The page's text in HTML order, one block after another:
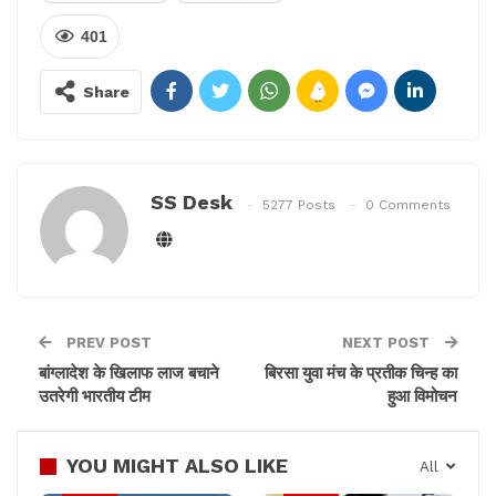
आरोप लगाया कि सभा से एक रात पहले यानी 2 दिसंबर की रात को
तृणमूल से जुड़े कुछ बदमाशों ने कार्यक्रम स्थल में तोड़फोड़ की,
लेकिन उसके बाद अग्निमित्रा और उक्त दोनों भाजपा नेताओं के
खिलाफ कुलपी और उस्ति थाने में भी तोड़फोड़ की शिकायत की गई
थी। उन्हीं मामलों में गिरफ्तारी पर रोक लगी है।
401
Share
SS Desk 5277 Posts 0 Comments
PREV POST
बांग्लादेश के खिलाफ लाज बचाने
उतरेगी भारतीय टीम
NEXT POST
बिरसा युवा मंच के प्रतीक चिन्ह का
हुआ विमोचन
All
YOU MIGHT ALSO LIKE